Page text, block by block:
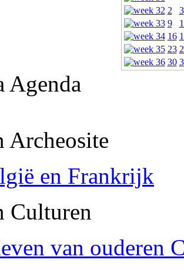
2
3
9
16
23
30
Agenda
Archeosite
en Frankrijk
Culturen
van ouderen